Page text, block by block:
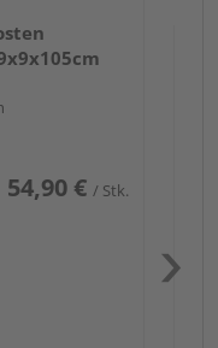
54,90 € / Stk.